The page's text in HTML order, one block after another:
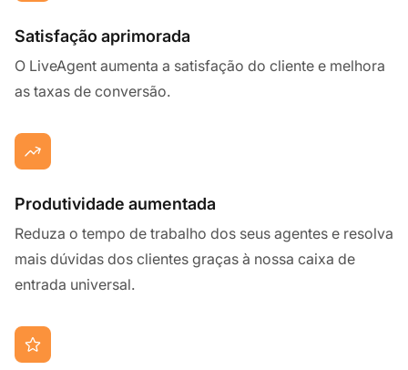
Satisfação aprimorada
O LiveAgent aumenta a satisfação do cliente e melhora
as taxas de conversão.
Produtividade aumentada
Reduza o tempo de trabalho dos seus agentes e resolva
mais dúvidas dos clientes graças à nossa caixa de
entrada universal.